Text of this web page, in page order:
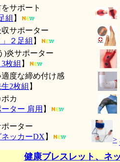
サポート
組 】
収サポーター
」２足組 】
)炎サポーター
枚組 】
適度な締め付け感
2枚組 】
カ
ター 肩用 】
ポーター
ネッカーDX 】 >
健康ブレスレット、ネ